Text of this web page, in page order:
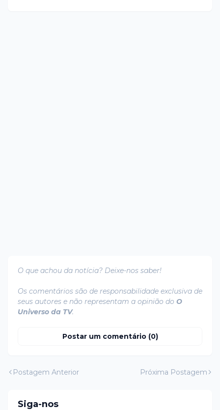
O que achou da notícia? Deixe-nos saber!
Os comentários são de responsabilidade exclusiva de
seus autores e não representam a opinião do O
Universo da TV.
Postar um comentário (0)
Postagem Anterior Próxima Postagem
Siga-nos